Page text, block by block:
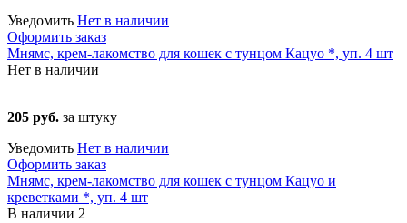
Уведомить Нет в наличии
Оформить заказ
Мнямс, крем-лакомство для кошек с тунцом Кацуо *, уп. 4 шт
Нет в наличии
205 руб. за штуку
Уведомить Нет в наличии
Оформить заказ
Мнямс, крем-лакомство для кошек с тунцом Кацуо и
креветками *, уп. 4 шт
В наличии 2